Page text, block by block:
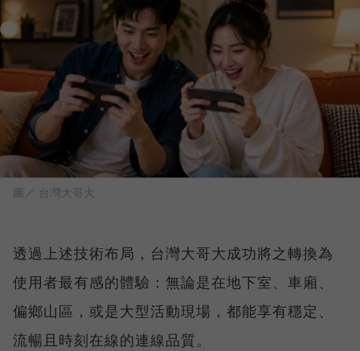
圖／ 台灣大哥大
透過上述技術布局，台灣大哥大成功將之轉換為
使用者最有感的體驗：無論是在地下室、車廂、
偏鄉山區，或是大型活動現場，都能享有穩定、
流暢且時刻在線的連線品質。